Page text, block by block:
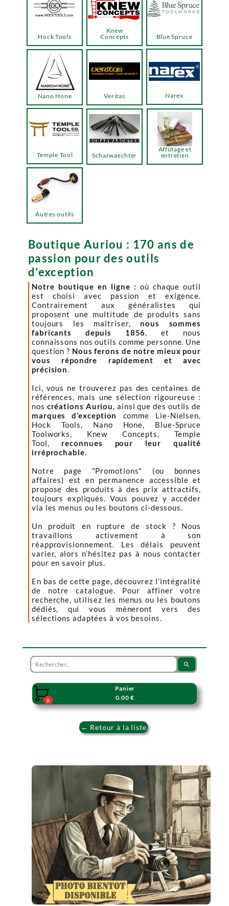
Boutique Auriou : 170 ans de
passion pour des outils
d’exception
Notre boutique en ligne : où chaque outil
est choisi avec passion et exigence.
Contrairement aux généralistes qui
proposent une multitude de produits sans
toujours les maîtriser, nous sommes
fabricants depuis 1856, et nous
connaissons nos outils comme personne. Une
question ? Nous ferons de notre mieux pour
vous répondre rapidement et avec
précision.
Ici, vous ne trouverez pas des centaines de
références, mais une sélection rigoureuse :
nos créations Auriou, ainsi que des outils de
marques d’exception
comme Lie-Nielsen,
Hock Tools, Nano Hone, Blue-Spruce
Toolworks, Knew Concepts, Temple
Tool, reconnues pour leur qualité
irréprochable.
Notre page "Promotions" (ou bonnes
affaires) est en permanence accessible et
propose des produits à des prix attractifs,
toujours expliqués. Vous pouvez y accéder
via les menus ou les boutons ci-dessous.
Un produit en rupture de stock ? Nous
travaillons activement à son
réapprovisionnement. Les délais peuvent
varier, alors n’hésitez pas à nous contacter
pour en savoir plus.
En bas de cette page, découvrez l’intégralité
de notre catalogue. Pour affiner votre
recherche, utilisez les menus ou les boutons
dédiés, qui vous mèneront vers des
sélections adaptées à vos besoins.
Hock Tools
Knew
Concepts
Temple Tool
Blue Spruce
Narex
Veritas
Nano Hone
Autres outils
Scharwaechter
Affûtage et
entretien
search

0
Panier
0.00 €
← Retour à la liste